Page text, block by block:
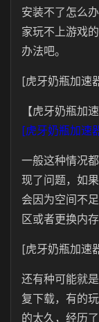
安装不了怎么
家玩不上游戏
办法吧。
[虎牙奶瓶加速
【虎牙奶瓶加
[虎牙奶瓶加速
一般这种情况
现了问题，如
会因为空间不
区或者更换内存
[虎牙奶瓶加速
还有种可能就
复下载，有的
的太久，经历